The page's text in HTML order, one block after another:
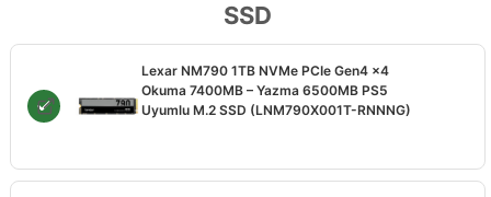
SSD
Lexar NM790 1TB NVMe PCIe Gen4 x4
Okuma 7400MB – Yazma 6500MB PS5
Uyumlu M.2 SSD (LNM790X001T-RNNNG)